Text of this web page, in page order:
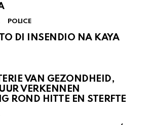
POLICE
DI INSENDIO NA KAYA
VAN GEZONDHEID,
VERKENNEN
ROND HITTE EN STERFTE